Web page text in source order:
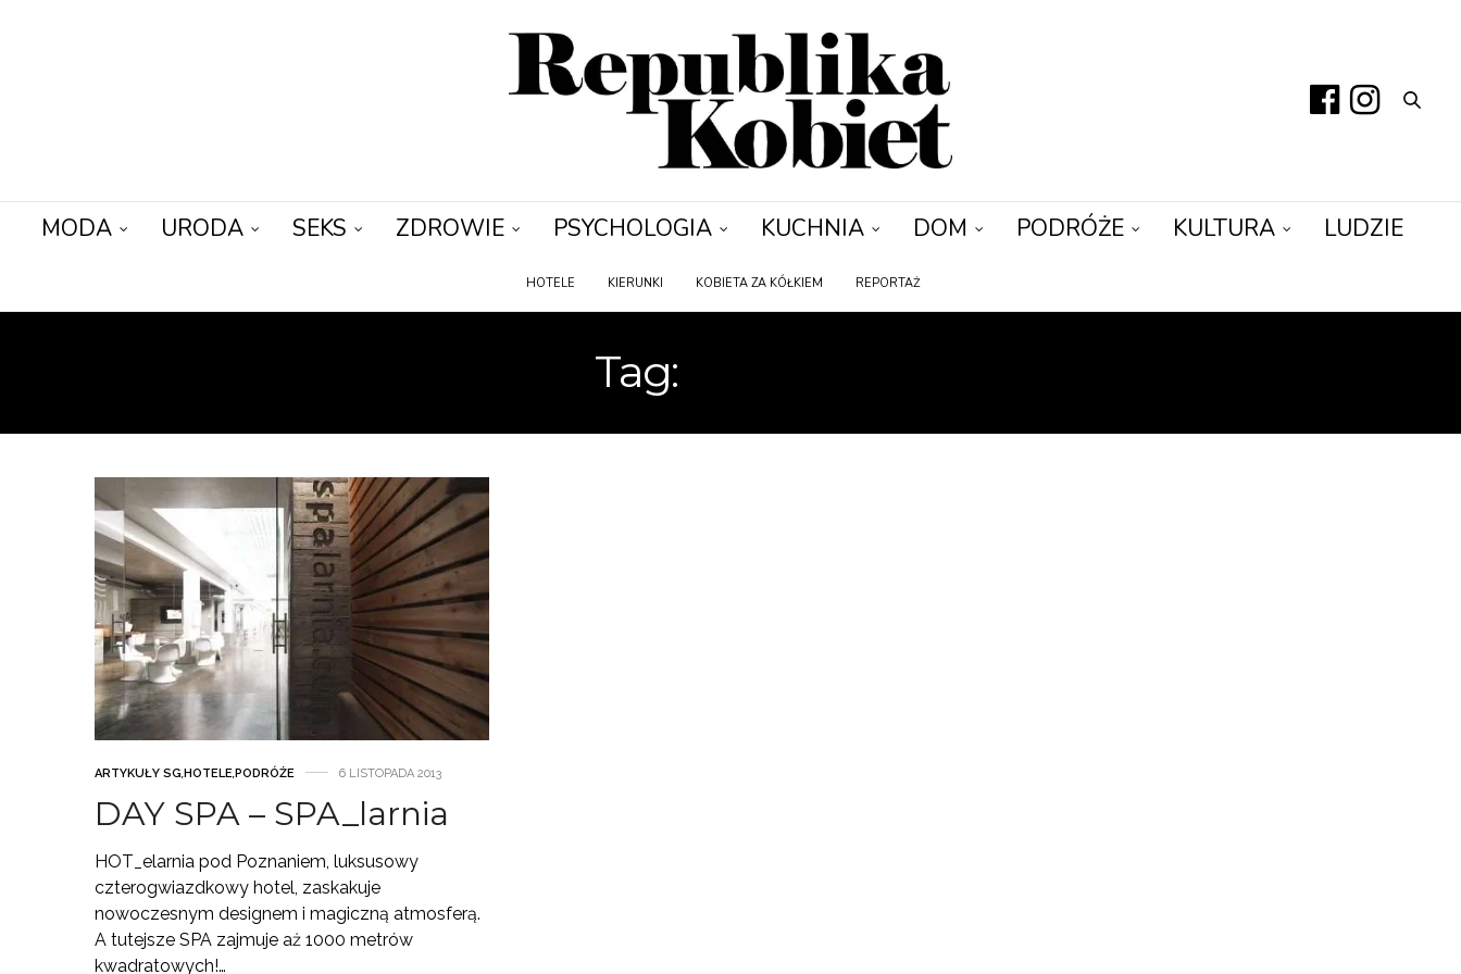
MODA URODA SEKS ZDROWIE PSYCHOLOGIA KUCHNIA DOM PODRÓŻE KULTURA LUDZIE
HOTELE KIERUNKI KOBIETA ZA KÓŁKIEM REPORTAŻ
Tag:
ARTYKUŁY SG,HOTELE,PODRÓŻE 6 LISTOPADA 2013
DAY SPA – SPA_larnia
HOT_elarnia pod Poznaniem, luksusowy
czterogwiazdkowy hotel, zaskakuje
nowoczesnym designem i magiczną atmosferą.
A tutejsze SPA zajmuje aż 1000 metrów
kwadratowych!…